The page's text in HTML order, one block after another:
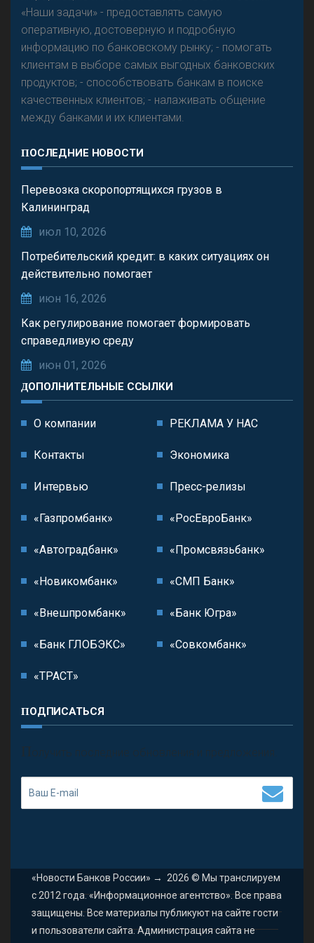
«Наши задачи» - предоставлять самую
оперативную, достоверную и подробную
информацию по банковскому рынку; - помогать
клиентам в выборе самых выгодных банковских
продуктов; - способствовать банкам в поиске
качественных клиентов; - налаживать общение
между банками и их клиентами.
ПОСЛЕДНИЕ НОВОСТИ
Перевозка скоропортящихся грузов в
Калининград
июл 10, 2026
Потребительский кредит: в каких ситуациях он
действительно помогает
июн 16, 2026
Как регулирование помогает формировать
справедливую среду
июн 01, 2026
ДОПОЛНИТЕЛЬНЫЕ ССЫЛКИ
О компании РЕКЛАМА У НАС
Контакты Экономика
Интервью Пресс-релизы
«Газпромбанк» «РосЕвроБанк»
«Автоградбанк» «Промсвязьбанк»
«Новикомбанк» «СМП Банк»
«Внешпромбанк» «Банк Югра»
«Банк ГЛОБЭКС» «Совкомбанк»
«ТРАСТ»
ПОДПИСАТЬСЯ
П олучить последние обновления и предложения.
«Новости Банков России» → 2026 © Мы транслируем
с 2012 года. «Информационное агентство». Все права
защищены. Все материалы публикуют на сайте гости
и пользователи сайта. Администрация сайта не